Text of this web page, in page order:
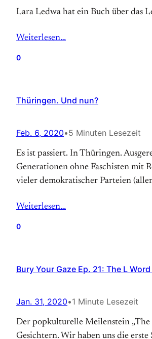
Lara Ledwa hat ein Buch über das
Weiterlesen…
0
Thüringen. Und nun?
Feb. 6, 2020•5 Minuten Lesezeit
Es ist passiert. In Thüringen.
Generationen ohne Faschisten mit
vieler demokratischer Parteien
Weiterlesen…
0
Bury Your Gaze Ep. 21: The L
Jan. 31, 2020•1 Minute Lesezeit
Der popkulturelle Meilenstein „The
Gesichtern. Wir haben uns die